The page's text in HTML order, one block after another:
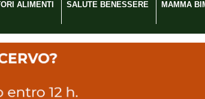
ALIMENTI SALUTE BENESSERE MAMMA